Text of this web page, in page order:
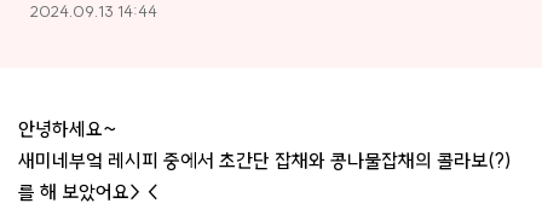
2024.09.13 14:44
안녕하세요~
새미네부엌 레시피 중에서 초간단 잡채와 콩나물잡채의 콜라보(?)
를 해 보았어요> <